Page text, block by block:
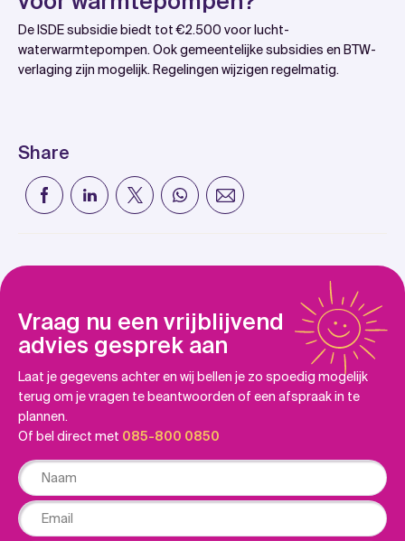
De ISDE subsidie biedt tot €2.500 voor lucht-
waterwarmtepompen. Ook gemeentelijke subsidies en BTW-
verlaging zijn mogelijk. Regelingen wijzigen regelmatig.
Share
Vraag nu een vrijblijvend
advies gesprek aan
Laat je gegevens achter en wij bellen je zo spoedig mogelijk
terug om je vragen te beantwoorden of een afspraak in te
plannen.
Of bel direct met 085-800 0850
Naam
Email